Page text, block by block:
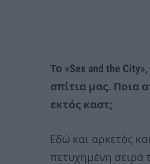
Το «Sex and the
σπίτια μας. Ποια
εκτός καστ;
Eδώ και αρκετός
πετυχημένη σειρά